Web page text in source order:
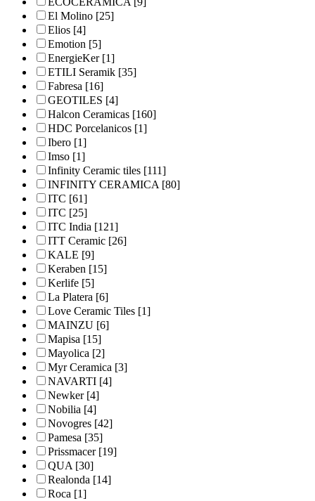
El Molino [25]
Elios [4]
Emotion [5]
EnergieKer[1]
ETILI Seramik [35]
Fabresa [16]
GEOTILES [4]
Halcon Ceramicas [160]
HDC Porcelanicos [1]
Ibero [1]
Imso [1]
Infinity Ceramic tiles [111]
INFINITY CERAMICA[80]
ITC [61]
ITC [25]
ITC India [121]
ITT Ceramic [26]
KALE [9]
Keraben [15]
Kerlife [5]
La Platera [6]
Love Ceramic Tiles [1]
MAINZU [6]
Mapisa [15]
Mayolica [2]
Myr Ceramica [3]
NAVARTI [4]
Newker[4]
Nobilia [4]
Novogres [42]
Pamesa [35]
Prissmacer[19]
QUA[30]
Realonda [14]
Roca [1]